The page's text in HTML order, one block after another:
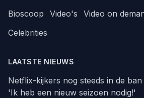
Bioscoop
Video's Video on
Celebrities
LAATSTE NIEUWS
Netflix-kijkers nog steeds in de
'Ik heb een nieuw seizoen nodig!'